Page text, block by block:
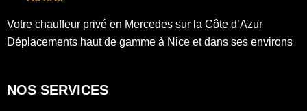
Votre chauffeur privé en Mercedes sur la Côte d’Azur
Déplacements haut de gamme à Nice et dans ses environs
NOS SERVICES